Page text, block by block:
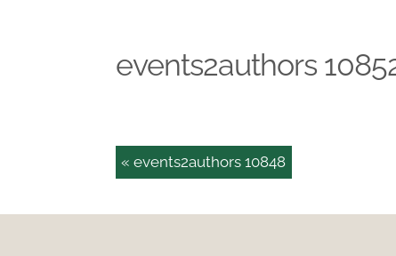
events2authors
« events2authors 10848